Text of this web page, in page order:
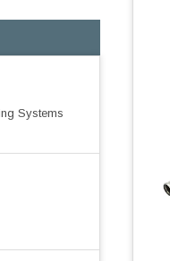
Systems